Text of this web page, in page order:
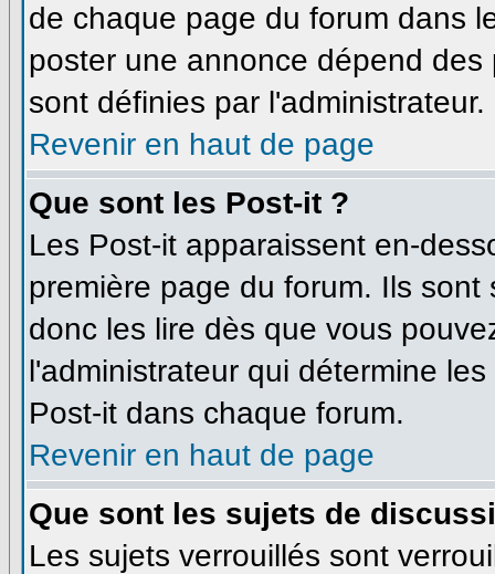
de chaque page du forum dans
poster une annonce dépend
sont définies par l'administrateur.
Revenir en haut de page
Que sont les Post-it ?
Les Post-it apparaissent en-
première page du forum. Ils
donc les lire dès que vous
l'administrateur qui détermine
Post-it dans chaque forum.
Revenir en haut de page
Que sont les sujets de
Les sujets verrouillés sont